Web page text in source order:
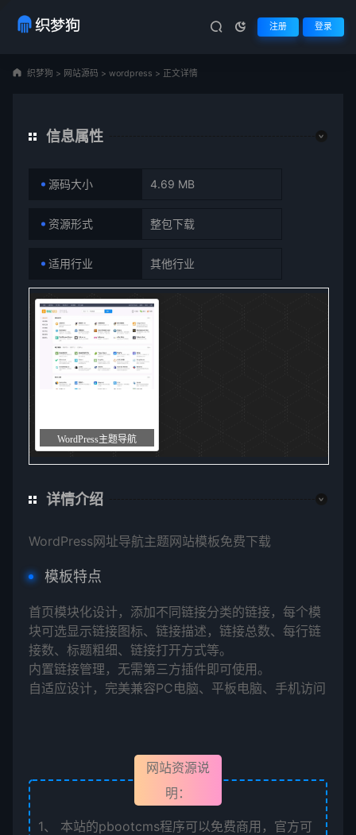
注册 登录
织梦狗 > 网站源码 > wordpress > 正文详情
信息属性
源码大小 4.69 MB
资源形式 整包下载
适用行业 其他行业
WordPress主题导航
详情介绍
WordPress网址导航主题网站模板免费下载
模板特点
首页模块化设计，添加不同链接分类的链接，每个模
块可选显示链接图标、链接描述，链接总数、每行链
接数、标题粗细、链接打开方式等。
内置链接管理，无需第三方插件即可使用。
自适应设计，完美兼容PC电脑、平板电脑、手机访问
网站资源说
明：
1、
本站的pbootcms程序可以免费商用，官方可